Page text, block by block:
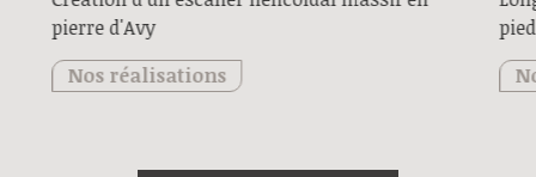
pierre d'Avy
Nos réalisations